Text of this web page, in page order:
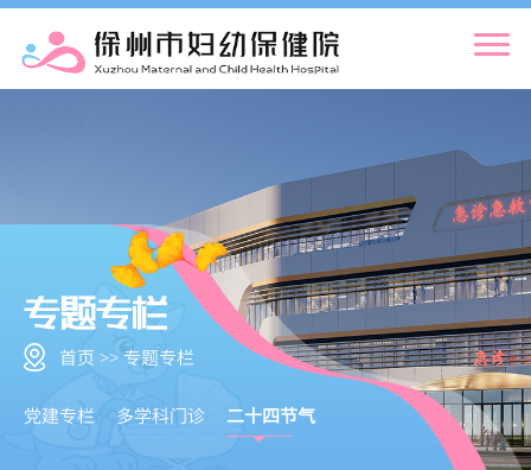
首页 >> 专题专栏
党建专栏 多学科门诊 二十四节气